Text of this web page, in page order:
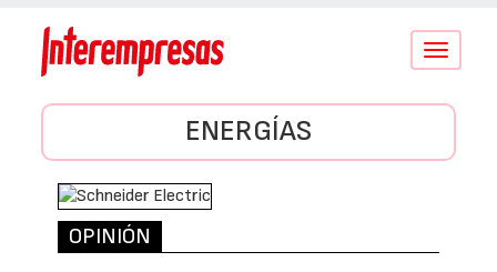
Conmutar
ENERGÍAS
OPINIÓN